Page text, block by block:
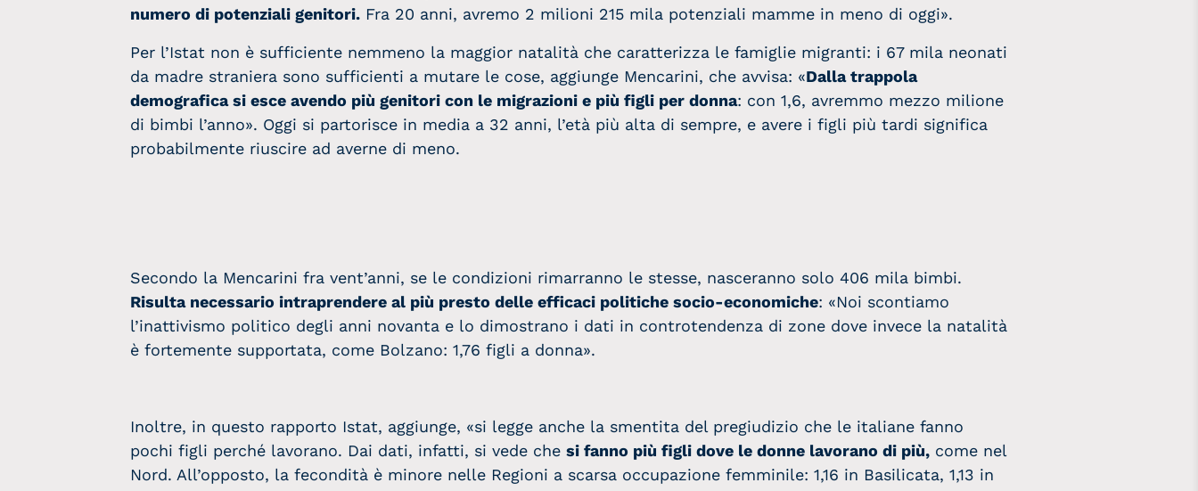
numero di potenziali genitori. Fra 20 anni, avremo 2 milioni 215 mila potenziali mamme in meno di oggi».
Per l’Istat non è sufficiente nemmeno la maggior natalità che caratterizza le famiglie migranti: i 67 mila neonati
da madre straniera sono sufficienti a mutare le cose, aggiunge Mencarini, che avvisa: «Dalla trappola
demografica si esce avendo più genitori con le migrazioni e più figli per donna: con 1,6, avremmo mezzo milione
di bimbi l’anno». Oggi si partorisce in media a 32 anni, l’età più alta di sempre, e avere i figli più tardi significa
probabilmente riuscire ad averne di meno.
Secondo la Mencarini fra vent’anni, se le condizioni rimarranno le stesse, nasceranno solo 406 mila bimbi.
Risulta necessario intraprendere al più presto delle efficaci politiche socio-economiche: «Noi scontiamo
l’inattivismo politico degli anni novanta e lo dimostrano i dati in controtendenza di zone dove invece la natalità
è fortemente supportata, come Bolzano: 1,76 figli a donna».
Inoltre, in questo rapporto Istat, aggiunge, «si legge anche la smentita del pregiudizio che le italiane fanno
pochi figli perché lavorano. Dai dati, infatti, si vede che si fanno più figli dove le donne lavorano di più, come nel
Nord. All’opposto, la fecondità è minore nelle Regioni a scarsa occupazione femminile: 1,16 in Basilicata, 1,13 in